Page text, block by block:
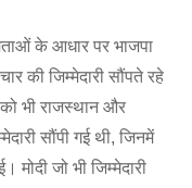
के आधार पर भाजपा
की जिम्मेदारी सौंपते रहे
भी राजस्थान और
सौंपी गई थी, जिनमें
मोदी जो भी जिम्मेदारी